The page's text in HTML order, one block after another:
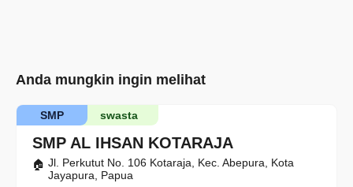
Anda mungkin ingin melihat
SMP AL IHSAN KOTARAJA
swasta
SMP
Jl. Perkutut No. 106 Kotaraja, Kec. Abepura, Kota
Jayapura, Papua